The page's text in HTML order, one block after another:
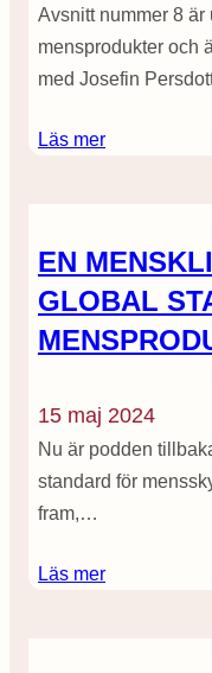
Avsnitt nummer 8 är
mensprodukter och
med Josefin
Läs mer
EN
GLOBAL
15 maj 2024
Nu är podden
standard för
fram,…
Läs mer